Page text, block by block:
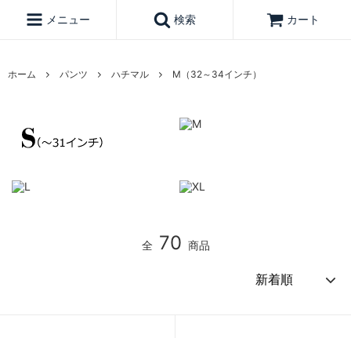
メニュー 検索 カート
ホーム パンツ ハチマル M（32～34インチ）
全 70 商品